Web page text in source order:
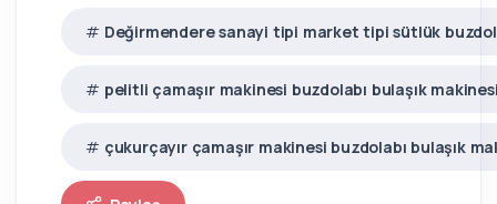
Değirmendere sanayi tipi market tipi sütlük
pelitli çamaşır makinesi buzdolabı bulaşık
çukurçayır çamaşır makinesi buzdolabı bulaşık